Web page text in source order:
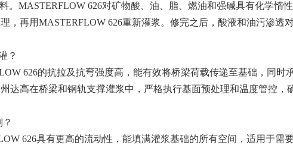
MASTERFLOW 626对矿物酸、油、脂、燃油和强碱具有化学惰
再用MASTERFLOW 626重新灌浆。修完之后，酸液和油污渗透
？
626的抗拉及抗弯强度高，能有效将桥梁荷载传递至基础，同时
达高在桥梁和钢轨支撑灌浆中，严格执行基面预处理和温度管控，
626具有更高的流动性，能填满灌浆基础的所有空间，适用于需